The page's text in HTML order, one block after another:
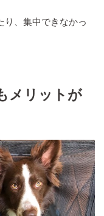
り、集中できなかっ
メリットが